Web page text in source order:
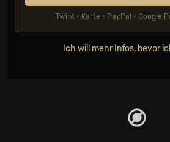
Twint • Karte • PayPal • Google
Ich will mehr Infos, bevor